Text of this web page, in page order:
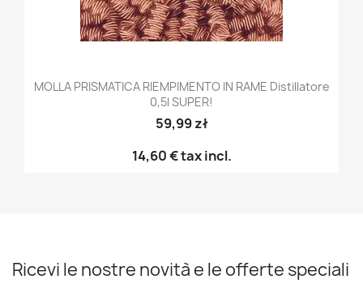
MOLLA PRISMATICA RIEMPIMENTO IN RAME Distillatore
0,5l SUPER!
59,99 zł
14,60 €tax incl.
Ricevi le nostre novità e le offerte speciali